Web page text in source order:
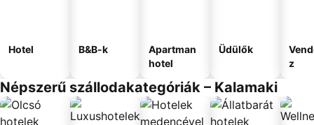
Hotel B&B-k
Apartman
hotel
Üdülők
z
Népszerű szállodakategóriák – Kalamaki